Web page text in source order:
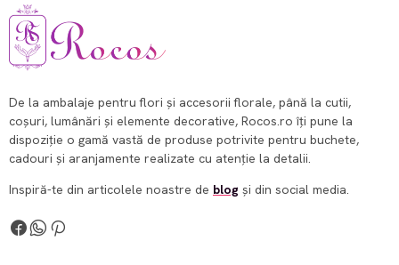
De la ambalaje pentru flori și accesorii florale, până la cutii,
coșuri, lumânări și elemente decorative, Rocos.ro îți pune la
dispoziție o gamă vastă de produse potrivite pentru buchete,
cadouri și aranjamente realizate cu atenție la detalii.
Inspiră-te din articolele noastre de blog și din social media.